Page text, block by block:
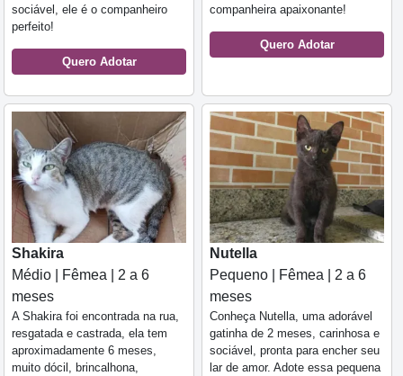
sociável, ele é o companheiro
perfeito!
Quero Adotar
companheira apaixonante!
Quero Adotar
Shakira
Médio | Fêmea | 2 a 6
meses
A Shakira foi encontrada na rua,
resgatada e castrada, ela tem
aproximadamente 6 meses,
muito dócil, brincalhona,
Nutella
Pequeno | Fêmea | 2 a 6
meses
Conheça Nutella, uma adorável
gatinha de 2 meses, carinhosa e
sociável, pronta para encher seu
lar de amor. Adote essa pequena